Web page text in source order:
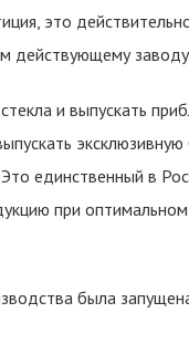
это
действующему
и выпускать
единственный в
при оптимальном
была